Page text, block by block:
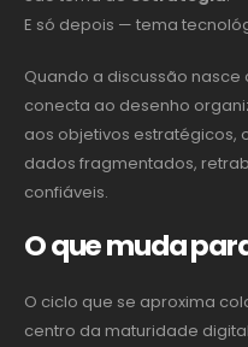
E só depois — tema
Quando a discussão nasce
conecta ao desenho
aos objetivos estratégicos,
dados fragmentados,
confiáveis.
O que muda
O ciclo que se aproxima
centro da maturidade